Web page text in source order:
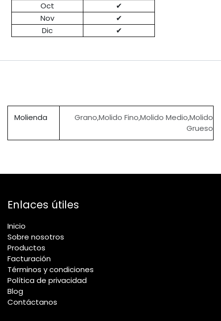
Oct
✔
Nov
✔
Dic
✔
Molienda ​Grano,​Molido Fino,​Molido Medio,​Molido
Grueso
Enlaces útiles
Inicio
Sobre nosotros
Productos
Facturación
Términos y condiciones
Política de privacidad
Blog
Contáctanos